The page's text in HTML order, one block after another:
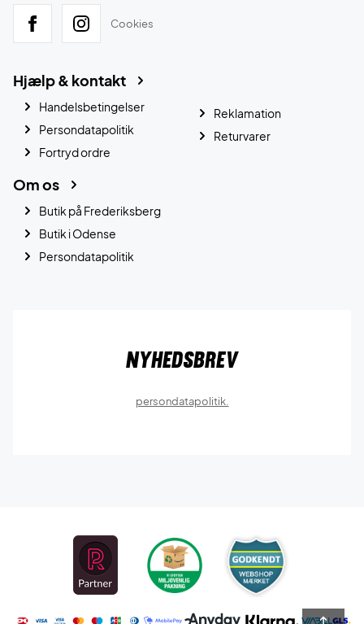
Cookies
Hjælp & kontakt
Handelsbetingelser
Persondatapolitik
Fortryd ordre
Reklamation
Returvarer
Om os
Butik på Frederiksberg
Butik i Odense
Persondatapolitik
Nyhedsbrev
persondatapolitik.